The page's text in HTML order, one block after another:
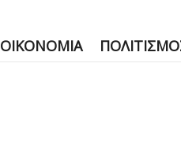
ΟΙΚΟΝΟΜΙΑ